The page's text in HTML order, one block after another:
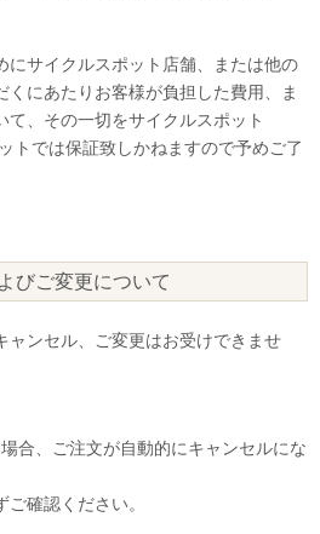
にサイクルスポット店舗、または他の
くにあたりお客様が負担した費用、ま
て、その一切をサイクルスポット
トでは保証致しかねますので予めご了
びご変更について
ャンセル、ご変更はお受けできませ
合、ご注文が自動的にキャンセルにな
確認ください。